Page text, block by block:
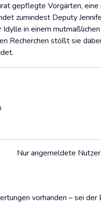
gepflegte Vorgärten,
zumindest Deputy
in einem
Recherchen stößt sie
vorhanden – sei der
Nur angemeldete